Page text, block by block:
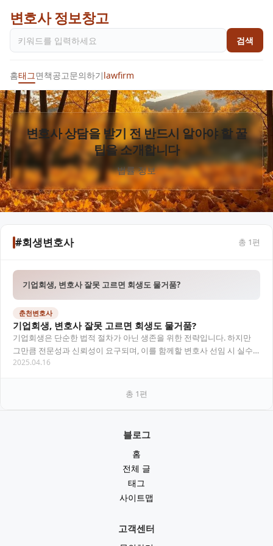
변호사 정보창고
검색
홈태그면책공고문의하기lawfirm
변호사 상담을 받기 전 반드시 알아야 할 꿀
팁을 소개합니다
법률 정보
#회생변호사 총 1편
기업회생, 변호사 잘못 고르면 회생도 물거품?
춘천변호사
기업회생, 변호사 잘못 고르면 회생도 물거품?
기업회생은 단순한 법적 절차가 아닌 생존을 위한 전략입니다. 하지만
그만큼 전문성과 신뢰성이 요구되며, 이를 함께할 변호사 선임 시 실수
가 치명적인 결과로 이어질 수 있습니다. 본…
2025.04.16
총 1편
블로그
홈
전체 글
태그
사이트맵
고객센터